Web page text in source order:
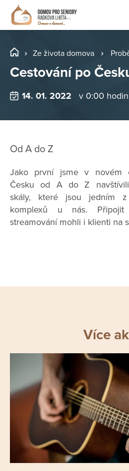
Ze života domova
Cestování po
14. 01. 2022 v 0:00 hodin
Od A do Z
Jako první jsme v novém
Česku od A do Z navštívili
skály, které jsou jedním z
komplexů u nás. Připojit
streamování mohli i klienti na
Více